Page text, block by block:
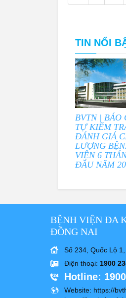
TIN NỔI
BVTN | BÁO
TỰ KIỂM
ĐÁNH GIÁ
LƯỢNG
VIỆN 6
ĐẦU NĂM
BỆNH VIỆN ĐA
ĐỒNG NAI
Số 234, Quốc Lộ
Điện thoại: 1900
Hotline:
Website: https://